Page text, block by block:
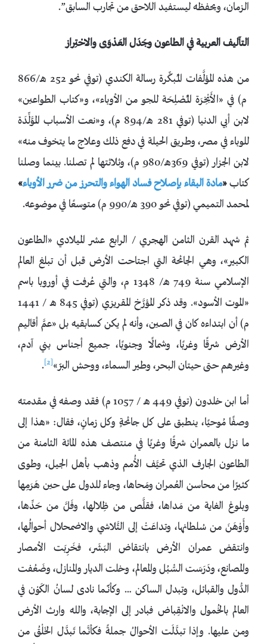
الزمان، ويحفظه ليستفيد اللاحق من تجارب السابق”.
التآليف العربية في الطاعون وجَدَل العَدْوَى والاحْتِراز
من هذه المؤلَّفات المـُبكِّرة رسالة الكندي (توفي نحو 252 هـ/866
م) في «الأَبْخِرَة المـُصْلِحَة للجو من الأوباء»، و«كتاب الطواعين»
لابن أبي الدنيا (توفي 281 هـ/894 م)، و«نعت الأسباب الموَّلِّدَة
للوباء في مصر، وطريق الحيلة في دفع ذلك وعلاج ما يتخوف منه»
لابن الجزار (توفي 369هـ/980 م)، وثلاثتها لم تصلنا. بينما وصلنا
كتاب«مادة البقاء بإصلاح فساد الهواء والتحرز من ضرر الأوباء»
لمحمد التميمي (توفي نحو 390 هـ/990 م) متوسعًا في موضوعه.
ثم شهد القرن الثامن الهجري / الرابع عشر الميلادي «الطاعون
الكبير»، وهي الجائحة التي اجتاحت الأرض قبل أن تبلغ العالم
الإسلامي سنة 749 هـ/ 1348 م، والتي عُرفت في أوروبا باسم
«الموت الأسود». وقد ذكر المؤرَّخ المقريزي (توفي 845 هـ / 1441
م) أن ابتداءه كان في الصين، وأنه لم يكن كسابقيه بل «عمَّ أقاليم
الأرض شرقًا وغربًا، وشمالًا وجنوبًا، جميع أجناس بني آدم،
وغيرهم حتى حيتان البحر، وطير السماء، ووحش البرّ»[2]
.
أما ابن خلدون (توفي 449 هـ / 1057 م) فقد وصفه في مقدمته
وصفًا مُوحيًا، ينطبق على كل جائحةٍ وكل زمانٍ، فقال: «هذا إلى
ما نزل بالعمران شرقًا وغربًا في منتصف هذه المائة الثامنة من
الطاعون الجارف الذي تحيَّف الأُمم وذهب بأهل الجيل، وطوى
كثيرًا من محاسن العُمران ومَحاها، وجاء للدول على حين هَرَمِها
وبلوغ الغاية من مَداها، فقلَّص من ظِلالها، وفَلَّ من حَدِّها،
وأَوْهَنَ من سُلطانها، وتداعَتْ إلى التَّلاشي والاضمحلال أحوالُـها،
وانتقض عمران الأرض بانتقاض البَشَر، فخَرِبَت الأمصار
والمصانع، ودَرَسَت السُّبُل والمعالم، وخلت الديار والمنازل، وضَعُفت
الدُّول والقبائل، وتبدل الساكن … وكأنّـّـما نادى لسانُ الكَوْن في
العالم بالخُمول والانْقِباض فبادر إلى الإجابة، والله وارث الأرض
ومن عليها. وإذا تبدَّلَت الأحوالُ جملةً فكأنـَّما تَبدَّل الخَلْقُ من